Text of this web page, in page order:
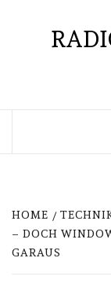
HOME
– DOCH
GARAUS